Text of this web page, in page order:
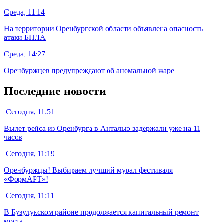
Среда, 11:14
На территории Оренбургской области объявлена опасность
атаки БПЛА
Среда, 14:27
Оренбуржцев предупреждают об аномальной жаре
Последние новости
Сегодня, 11:51
Вылет рейса из Оренбурга в Анталью задержали уже на 11
часов
Сегодня, 11:19
Оренбуржцы! Выбираем лучший мурал фестиваля
«ФормАРТ»!
Сегодня, 11:11
В Бузулукском районе продолжается капитальный ремонт